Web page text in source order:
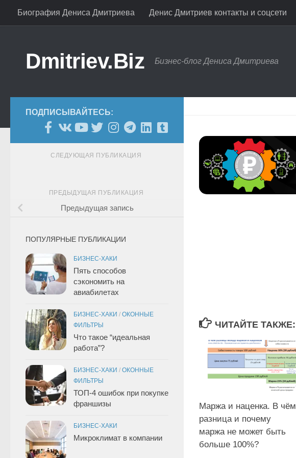
Skip to content
Биография Дениса Дмитриева Денис Дмитриев контакты и соцсети
Dmitriev.Biz Бизнес-блог Дениса Дмитриева
ЧИТАЙТЕ ТАКЖЕ:
Маржа и наценка. В чём
разница и почему
маржа не может быть
больше 100%?
ПОДПИСЫВАЙТЕСЬ:
СЛЕДУЮЩАЯ ПУБЛИКАЦИЯ
ПРЕДЫДУЩАЯ ПУБЛИКАЦИЯ
Предыдущая запись
ПОПУЛЯРНЫЕ ПУБЛИКАЦИИ
БИЗНЕС-ХАКИ
Пять способов
сэкономить на
авиабилетах
БИЗНЕС-ХАКИ / ОКОННЫЕ
ФИЛЬТРЫ
Что такое “идеальная
работа”?
БИЗНЕС-ХАКИ / ОКОННЫЕ
ФИЛЬТРЫ
ТОП-4 ошибок при покупке
франшизы
БИЗНЕС-ХАКИ
Микроклимат в компании